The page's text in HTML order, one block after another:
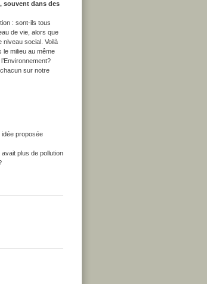
souvent dans des
: sont-ils tous
de vie, alors que
niveau social. Voilà
le milieu au même
chacun sur notre
idée proposée
plus de pollution